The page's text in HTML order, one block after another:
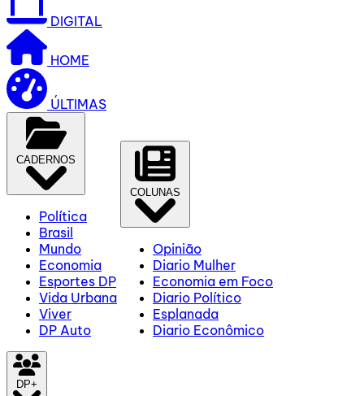
DIGITAL
HOME
ÚLTIMAS
CADERNOS
Política
Brasil
Mundo
Economia
Esportes DP
Vida Urbana
Viver
DP Auto
COLUNAS
Opinião
Diario Mulher
Economia em Foco
Diario Político
Esplanada
Diario Econômico
DP+